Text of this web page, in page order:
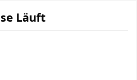
Läuft